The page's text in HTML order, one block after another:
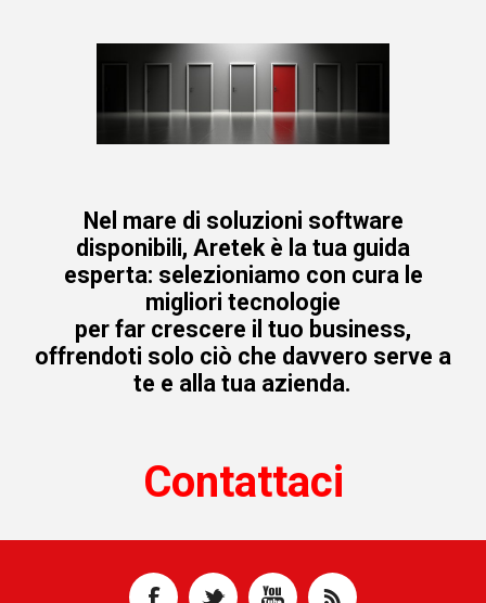
Nel mare di soluzioni software
disponibili, Aretek è la tua guida
esperta: selezioniamo con cura le
migliori tecnologie
per far crescere il tuo business,
offrendoti solo ciò che davvero serve a
te e alla tua azienda.
Contattaci